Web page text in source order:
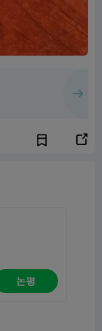

논평